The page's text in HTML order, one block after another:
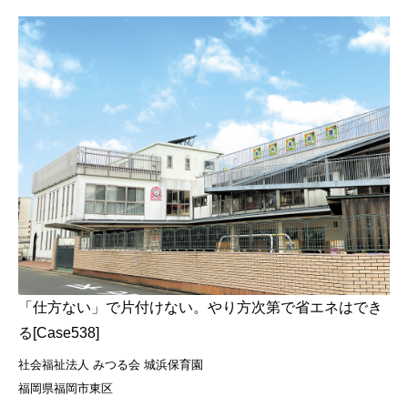
「仕方ない」で片付けない。やり方次第で省エネはでき
る[Case538]
社会福祉法人 みつる会 城浜保育園
福岡県福岡市東区
教育・スクール事業 九州
従業員21～50名
電力コンサルティング
スマートクロック
スマートメーターエリア
夏の取り組み
機器稼働の見直し
照明関連
空調管理
2025年11月27日
導入事例一覧へ